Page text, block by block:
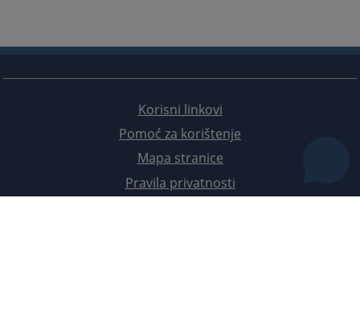
Korisni linkovi
Pomoć za korištenje
Mapa stranice
Pravila privatnosti